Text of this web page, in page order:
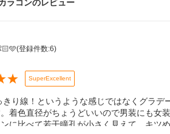
ラコンのレビュー
(登録件数:6)
★ SuperExcellent
きり線！というような感じではなくグラデ
着色直径がちょうどいいので男装にも女
に比べて若干瞳孔が小さく見えて、キツ